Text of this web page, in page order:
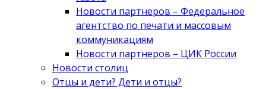
Новости партнеров – Федеральное
агентство по печати и массовым
коммуникациям
Новости партнеров – ЦИК России
Новости столиц
Отцы и дети? Дети и отцы?